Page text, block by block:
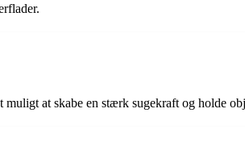
at skabe en stærk sugekraft og holde